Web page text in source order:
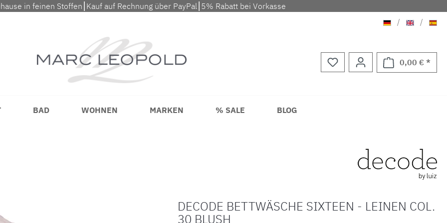
in feinen Stoffen⎮Kauf auf Rechnung über PayPal⎮5% Rabatt bei Vorkasse
Deutsch
/ Englisch
/
0,00 € *
BAD WOHNEN MARKEN % SALE BLOG
DECODE BETTWÄSCHE SIXTEEN - LEINEN COL.
30 BLUSH